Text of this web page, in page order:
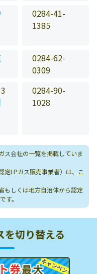
0284-41-
1385
0284-62-
0309
0284-90-
1028
ス会社の一覧を掲載していま
LPガス販売事業者）は、
こ
もしくは地方自治体から認定
す。
を切り替える